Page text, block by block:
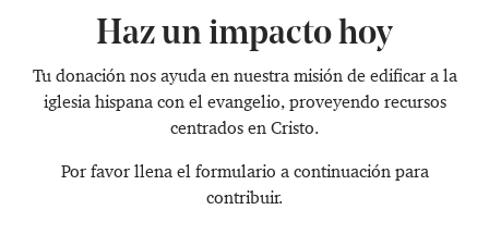
Haz un impacto hoy
Tu donación nos ayuda en nuestra misión de edificar a la
iglesia hispana con el evangelio, proveyendo recursos
centrados en Cristo.
Por favor llena el formulario a continuación para
contribuir.